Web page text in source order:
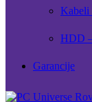
Kabeli
HDD
Garancije